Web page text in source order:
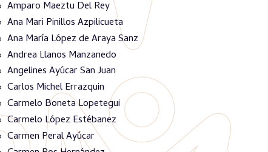
Amparo Maeztu Del Rey
Ana Mari Pinillos Azpilicueta
Ana María López de Araya Sanz
Andrea Llanos Manzanedo
Angelines Ayúcar San Juan
Carlos Michel Errazquin
Carmelo Boneta Lopetegui
Carmelo López Estébanez
Carmen Peral Ayúcar